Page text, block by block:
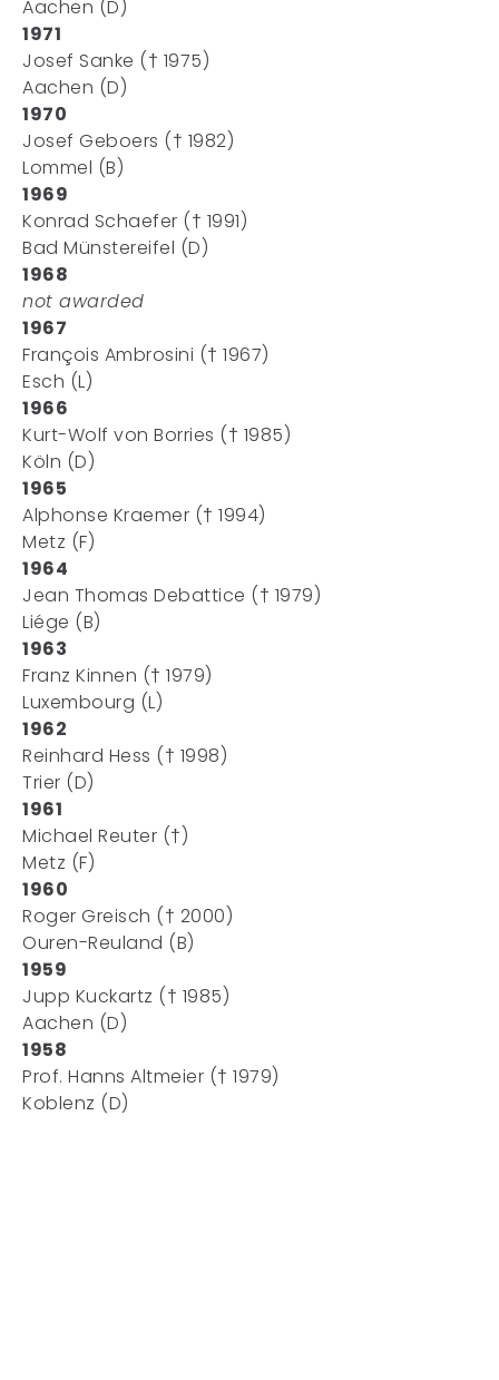
Aachen (D)
1971
Josef Sanke († 1975)
Aachen (D)
1970
Josef Geboers († 1982)
Lommel (B)
1969
Konrad Schaefer († 1991)
Bad Münstereifel (D)
1968
not awarded
1967
François Ambrosini († 1967)
Esch (L)
1966
Kurt-Wolf von Borries († 1985)
Köln (D)
1965
Alphonse Kraemer († 1994)
Metz (F)
1964
Jean Thomas Debattice († 1979)
Liége (B)
1963
Franz Kinnen († 1979)
Luxembourg (L)
1962
Reinhard Hess († 1998)
Trier (D)
1961
Michael Reuter (†)
Metz (F)
1960
Roger Greisch († 2000)
Ouren-Reuland (B)
1959
Jupp Kuckartz († 1985)
Aachen (D)
1958
Prof. Hanns Altmeier († 1979)
Koblenz (D)